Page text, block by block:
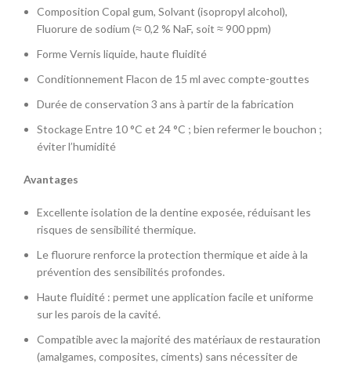
Composition Copal gum, Solvant (isopropyl alcohol),
Fluorure de sodium (≈ 0,2 % NaF, soit ≈ 900 ppm)
Forme Vernis liquide, haute fluidité
Conditionnement Flacon de 15 ml avec compte-gouttes
Durée de conservation 3 ans à partir de la fabrication
Stockage Entre 10 °C et 24 °C ; bien refermer le bouchon ;
éviter l’humidité
Avantages
Excellente isolation de la dentine exposée, réduisant les
risques de sensibilité thermique.
Le fluorure renforce la protection thermique et aide à la
prévention des sensibilités profondes.
Haute fluidité : permet une application facile et uniforme
sur les parois de la cavité.
Compatible avec la majorité des matériaux de restauration
(amalgames, composites, ciments) sans nécessiter de